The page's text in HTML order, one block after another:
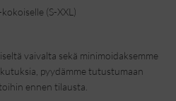
(S-XXL)
vaivalta sekä minimoidaksemme
pyydämme tutustumaan
ennen tilausta.